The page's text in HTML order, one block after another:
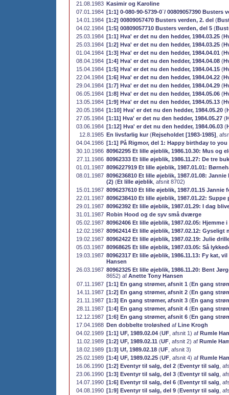
21.08.1983 Kasimir og Karoline
07.01.1984 [1:1] 0-080-90-5739-0¨/ 00809057390 Busters
14.01.1984 [1:2] 00809057470 Busters verden, 2. del (
04.02.1984 [1:5] 00809057710 Busters verden, del 5 (
25.03.1984 [1:1] Hva' er det nu den hedder, 1984.03.25 (
25.03.1984 [1:2] Hva' er det nu den hedder, 1984.03.25 (
01.04.1984 [1:3] Hva' er det nu den hedder, 1984.04.01 (
08.04.1984 [1:4] Hva' er det nu den hedder, 1984.04.08 (
15.04.1984 [1:5] Hva' er det nu den hedder, 1984.04.15 (
22.04.1984 [1:6] Hva' er det nu den hedder, 1984.04.22 (
29.04.1984 [1:7] Hva' er det nu den hedder, 1984.04.29 (
06.05.1984 [1:8] Hva' er det nu den hedder, 1984.05.06 (
13.05.1984 [1:9] Hva' er det nu den hedder, 1984.05.13 (
20.05.1984 [1:10] Hva' er det nu den hedder, 1984.05.20 (
27.05.1984 [1:11] Hva' er det nu den hedder, 1984.05.27 (
03.06.1984 [1:12] Hva' er det nu den hedder, 1984.06.03 (
12.8.1985 En livsfarlig kur (Rejseholdet [1983-1985] ,
04.04.1986 [1:1] På Rigmor, del 1: Happy birthday to you
30.10.1986 80962295 Et lille øjeblik, 1986.10.30: Mus og
27.11.1986 80962333 Et lille øjeblik, 1986.11.27: De tre
01.01.1987 8096227919 Et lille øjeblik, 1987.01.01:
08.01.1987 8096236810 Et lille øjeblik, 1987.01.08:
(2) (Et lille øjeblik , afsnit 8702)
15.01.1987 8096237610 Et lille øjeblik, 1987.01.15
22.01.1987 8096238410 Et lille øjeblik, 1987.01.22: Suppe
29.01.1987 80962392 Et lille øjeblik, 1987.01.29: I dag
31.01.1987 Robin Hood og de syv små dværge
05.02.1987 80962406 Et lille øjeblik, 1987.02.05:
12.02.1987 80962414 Et lille øjeblik, 1987.02.12: Gyseligt
19.02.1987 80962422 Et lille øjeblik, 1987.02.19: Julie
05.03.1987 80968625 Et lille øjeblik, 1987.03.05: Så
19.03.1987 80962317 Et lille øjeblik, 1986.11.13: Fy kat,
Hansen
26.03.1987 80962325 Et lille øjeblik, 1986.11.20: Bent
8652) af Anette Tony Hansen
07.11.1987 [1:1] En gang strømer, afsnit 1 (En gang
14.11.1987 [1:2] En gang strømer, afsnit 2 (En gang
21.11.1987 [1:3] En gang strømer, afsnit 3 (En gang
28.11.1987 [1:4] En gang strømer, afsnit 4 (En gang
12.12.1987 [1:6] En gang strømer, afsnit 6 (En gang
17.04.1988 Den dobbelte troløshed af Line Krogh
04.02.1989 [1:1] UF, 1989.02.04 (UF , afsnit 1) af Rumle
11.02.1989 [1:2] UF, 1989.02.11 (UF , afsnit 2) af Rumle
18.02.1989 [1:3] Uf, 1989.02.18 (UF , afsnit 3)
25.02.1989 [1:4] UF, 1989.02.25 (UF , afsnit 4) af Rumle
16.06.1990 [1:2] Eventyr til salg, del 2 (Eventyr til salg ,
23.06.1990 [1:3] Eventyr til salg, del 3 (Eventyr til salg ,
14.07.1990 [1:6] Eventyr til salg, del 6 (Eventyr til salg ,
04.08.1990 [1:9] Eventyr til salg, del 9 (Eventyr til salg ,